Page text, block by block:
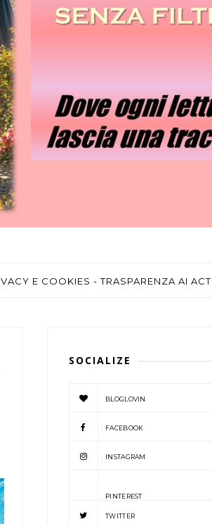
E COOKIES - TRASPARENZA AI ACT
SOCIALIZE
BLOGLOVIN
FACEBOOK
INSTAGRAM
PINTEREST
TWITTER